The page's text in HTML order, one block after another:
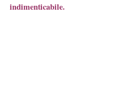
indimenticabile.